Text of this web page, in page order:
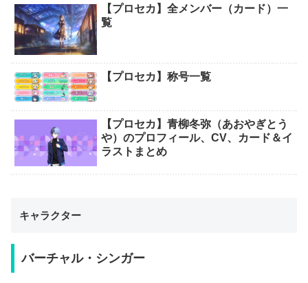
【プロセカ】全メンバー（カード）一
覧
【プロセカ】称号一覧
【プロセカ】青柳冬弥（あおやぎとう
や）のプロフィール、CV、カード＆イ
ラストまとめ
キャラクター
バーチャル・シンガー